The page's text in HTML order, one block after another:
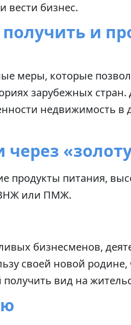
вести бизнес.
и
меры, которые
зарубежных стран.
недвижимость в
через
продукты питания,
ВНЖ или ПМЖ.
бизнесменов,
своей новой
вид на